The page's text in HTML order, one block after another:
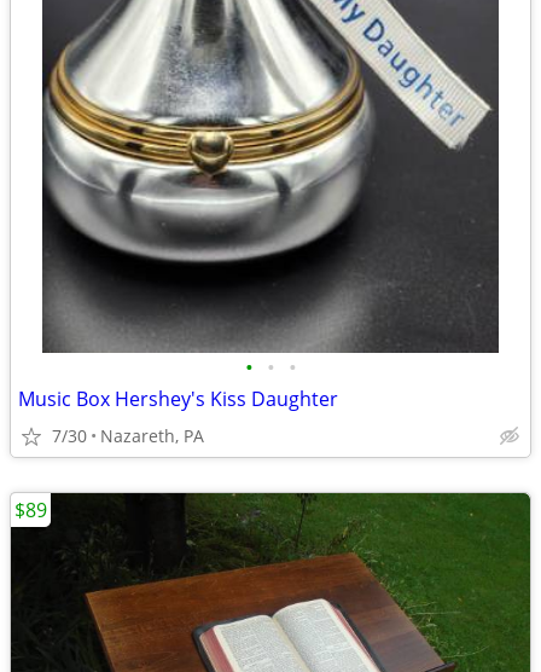
• • •
Music Box Hershey's Kiss Daughter
7/30 Nazareth, PA
$89